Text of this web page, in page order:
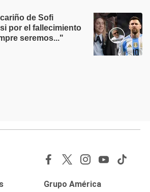
de Sofi
por el fallecimiento
seremos..."
Grupo América